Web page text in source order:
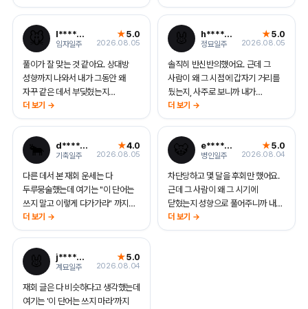
아니라 "그 사람은 이런 성향이라 이
납득이 됐어요. 연락 타이밍 맞춰서
가볍게 한 줄 보냈는데 답이 왔어요.
이게 되나 싶었는데 진짜 되네요...
어떻게 잡아야 하는지 알고 보낸 게
컸던 것 같아요.
🐭 l****@naver.com
임자일주
★5.0
2026.08.05
풀이가 잘 맞는 것 같아요. 상대방
성향까지 나와서 내가 그동안 왜
자꾸 같은 데서 부딪혔는지
알겠더라구요. 연락하기 좋은 달이
8월이라고 나와서, 조급해하지 않고
성공하면 다시 후기 남기러 올게요.
더 보기 →
🐰 h****@kakao.com
정묘일주
★5.0
2026.08.05
솔직히 반신반의했어요. 근데 그
사람이 왜 그 시점에 갑자기 거리를
뒀는지, 사주로 보니까 내가
잘못해서가 아니라 그 사람 기질이
그 시기에 닫히는 거였더라구요.
편해졌고, 보내라는 시기에 부담
없는 안부 한 줄 보냈더니 대화가
다시 이어졌어요.
더 보기 →
🐂 d****@gmail.com
기축일주
★4.0
2026.08.05
다른 데서 본 재회 운세는 다
두루뭉술했는데 여기는 "이 단어는
쓰지 말고 이렇게 다가가라" 까지
구체적으로 짚어줘서 진짜 행동으로
옮길 수 있었어요. 그동안 연락할
알았네요. 톤 바꿔서 보냈더니 답
속도가 완전히 달라졌어요.
더 보기 →
🐯 e****@naver.com
병인일주
★5.0
2026.08.04
차단당하고 몇 달을 후회만 했어요.
근데 그 사람이 왜 그 시기에
닫혔는지 성향으로 풀어주니까 내가
통째로 잘못한 게 아니었다는 걸
알았어요. 연락 열리는 달까지
더 보기 →
🐰 j****@gmail.com
계묘일주
★5.0
2026.08.04
재회 글은 다 비슷하다고 생각했는데
여기는 '이 단어는 쓰지 마라'까지